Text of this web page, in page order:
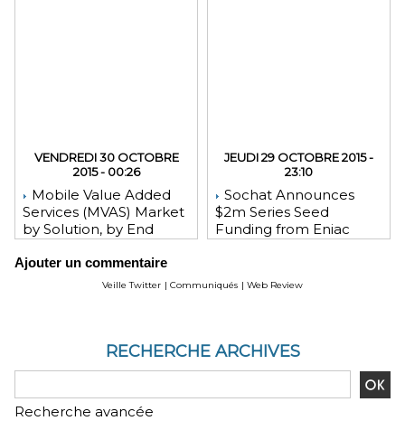
VENDREDI 30 OCTOBRE
2015 - 00:26
Mobile Value Added
Services (MVAS) Market
by Solution, by End
Geography - Global
Forecast and Analysis to
JEUDI 29 OCTOBRE 2015 -
23:10
Sochat Announces
$2m Series Seed
Funding from Eniac
Zhang
Ajouter un commentaire
Veille Twitter | Communiqués | Web Review
RECHERCHE ARCHIVES
Recherche avancée